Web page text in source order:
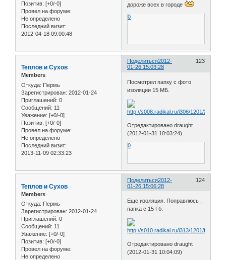
Позитив: [+0/-0]
Провел на форуме:
Не определено
Последний визит:
2012-04-18 09:00:48
дороже всех в городе
0
Поделиться 123
2012-
01-26 15:03:28
Теплов и Сухов
Members
Откуда: Пермь
Зарегистрирован: 2012-01-24
Приглашений: 0
Сообщений: 11
Уважение: [+0/-0]
Позитив: [+0/-0]
Провел на форуме:
Не определено
Последний визит:
2013-11-09 02:33:23
Посмотрел папку с фото
изоляции 15 МБ.
Отредактировано draught
(2012-01-31 10:03:24)
0
Поделиться 124
2012-
01-26 15:06:28
Теплов и Сухов
Members
Откуда: Пермь
Зарегистрирован: 2012-01-24
Приглашений: 0
Сообщений: 11
Уважение: [+0/-0]
Позитив: [+0/-0]
Провел на форуме:
Не определено
Еще изоляция. Поправлюсь ,
папка с 15 Гб.
Отредактировано draught
(2012-01-31 10:04:09)